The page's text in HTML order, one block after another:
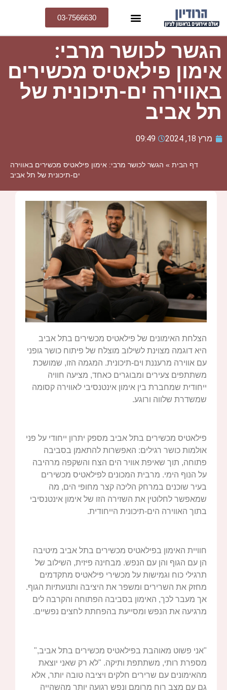
03-7566630
הגשר לכושר מרבי:
אימון פילאטיס מכשירים
באווירה ים-תיכונית של
תל אביב
מרץ 18, 2024 09:49
דף הבית » הגשר לכושר מרבי: אימון פילאטיס מכשירים באווירה
ים-תיכונית של תל אביב
הצלחת האימונים של פילאטיס מכשירים בתל אביב
היא דוגמה מצוינת לשילוב מוצלח של פיתוח כושר גופני
עם אווירה מרעננת וים-תיכונית. המגמה הזו, שמושכת
משתתפים צעירים ומבוגרים כאחד, מציעה חוויה
ייחודית שמחברת בין אימון אינטנסיבי לאווירה קסומה
שמשדרת שלווה ורוגע.
פילאטיס מכשירים בתל אביב מספק יתרון ייחודי על פני
אולמות כושר רגילים: האפשרות להתאמן בסביבה
פתוחה, תוך שאיפת אוויר הים הצח והשקפה מרהיבה
על הנוף הימי. מרבית המכונים לפילאטיס מכשירים
בעיר שוכנים במרחק הליכה קצר מחופי הים, מה
שמאפשר לחלוטין את השזירה הזו של אימון אינטנסיבי
בתוך האווירה הים-תיכונית הייחודית.
חוויית האימון בפילאטיס מכשירים בתל אביב מיטיבה
הן עם הגוף והן עם הנפש. מבחינה פיזית, השילוב של
תרגילי כוח וגמישות על מכשירי פילאטיס מתקדמים
מחזק את השרירים ומשפר את היציבה ותנועתיות הגוף.
אך מעבר לכך, האימון בסביבה הפתוחה והקרבה לים
מרגיעה את הנפש ומסייעת בהפחתת לחצים נפשיים.
"אני פשוט מאוהבת בפילאטיס מכשירים בתל אביב,"
מספרת רותי, משתתפת ותיקה. "לא רק שאני יוצאת
מהאימונים עם שרירים חלקים ויציבה טובה יותר, אלא
גם עם מצב רוח מרומם ונפש רגועה יותר מהשהייה